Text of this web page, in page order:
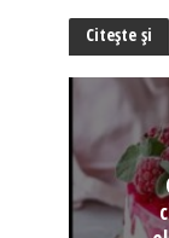
Citește și